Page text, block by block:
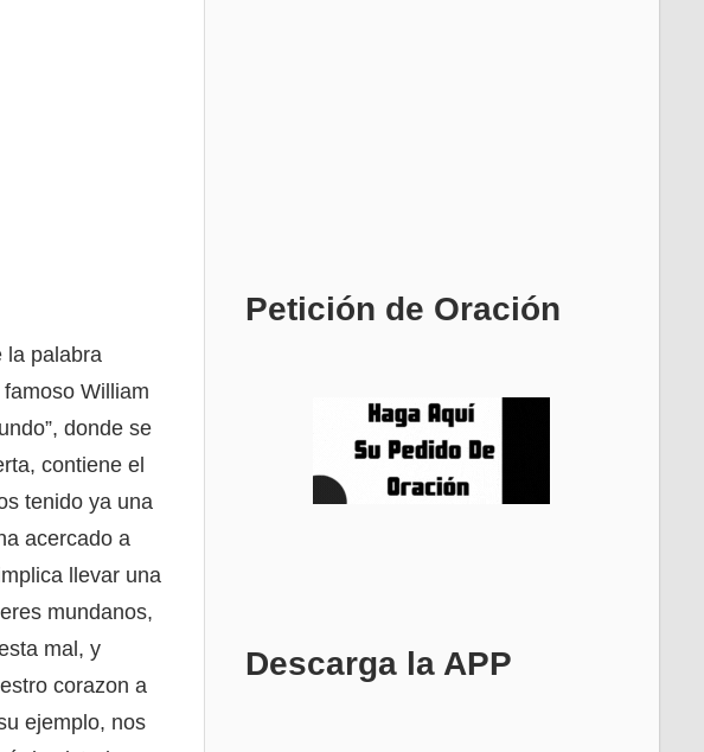
la palabra
William
donde se
contiene el
tenido ya una
acercado a
llevar una
mundanos,
mal, y
corazon a
ejemplo, nos
Petición de Oración
Descarga la APP